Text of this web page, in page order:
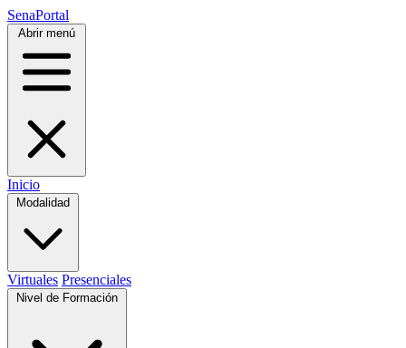
SenaPortal
Abrir menú
Inicio
Virtuales Presenciales